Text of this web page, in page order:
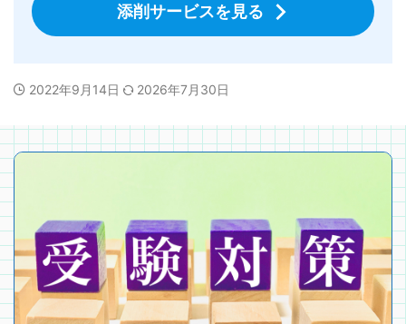
添削サービスを見る
2022年9月14日 2026年7月30日